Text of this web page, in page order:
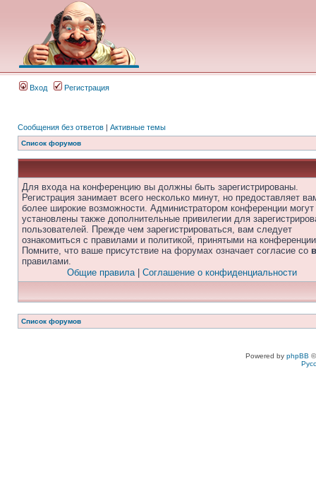
Вход Регистрация
Сообщения без ответов | Активные темы
Список форумов
Для входа на конференцию вы должны быть зарегистрированы.
Регистрация занимает всего несколько минут, но предоставляет
более широкие возможности. Администратором конференции
установлены также дополнительные привилегии для
пользователей. Прежде чем зарегистрироваться, вам следует
ознакомиться с правилами и политикой, принятыми на
Помните, что ваше присутствие на форумах означает согласие со
правилами.
Общие правила| Соглашение о конфиденциальности
Список форумов
Powered by phpBB